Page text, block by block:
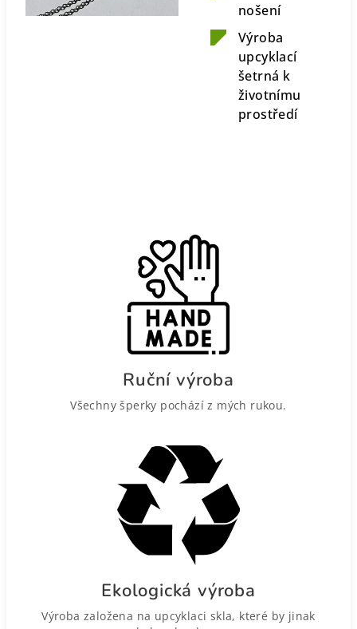
nošení
Výroba
upcyklací
šetrná k
životnímu
prostředí
Ruční výroba
Všechny šperky pochází z mých rukou.
Ekologická výroba
Výroba založena na upcyklaci skla, které by jinak